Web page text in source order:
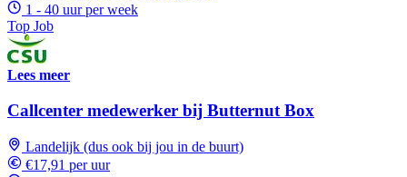
1 - 40 uur per week
Top Job
Lees meer
Callcenter medewerker bij Butternut Box
Landelijk (dus ook bij jou in de buurt)
€17,91 per uur